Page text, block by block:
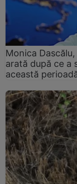
Monica
arată după ce a
această